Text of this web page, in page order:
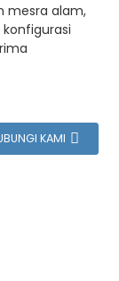
mesra alam,
KAMI